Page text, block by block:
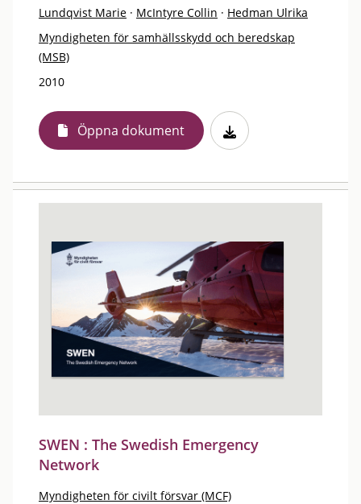
Lundqvist Marie · McIntyre Collin · Hedman Ulrika
Myndigheten för samhällsskydd och beredskap
(MSB)
2010
Öppna dokument
SWEN : The Swedish Emergency
Network
Myndigheten för civilt försvar (MCF)